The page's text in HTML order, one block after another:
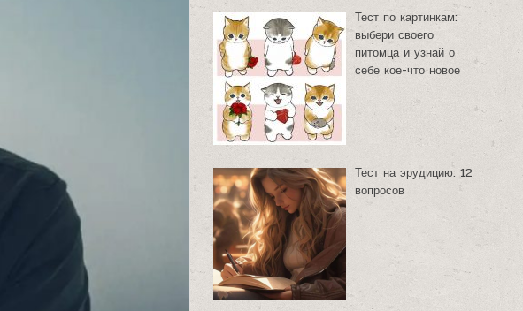
Тест по картинкам:
выбери своего
питомца и узнай о
себе кое-что новое
Тест на эрудицию: 12
вопросов